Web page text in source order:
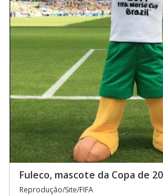
Fuleco, mascote da Copa de
Reprodução/Site/FIFA